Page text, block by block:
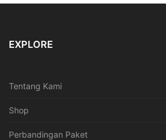
EXPLORE
Tentang Kami
Shop
Perbandingan Paket